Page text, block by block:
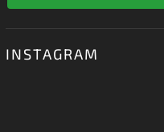
INSTAGRAM